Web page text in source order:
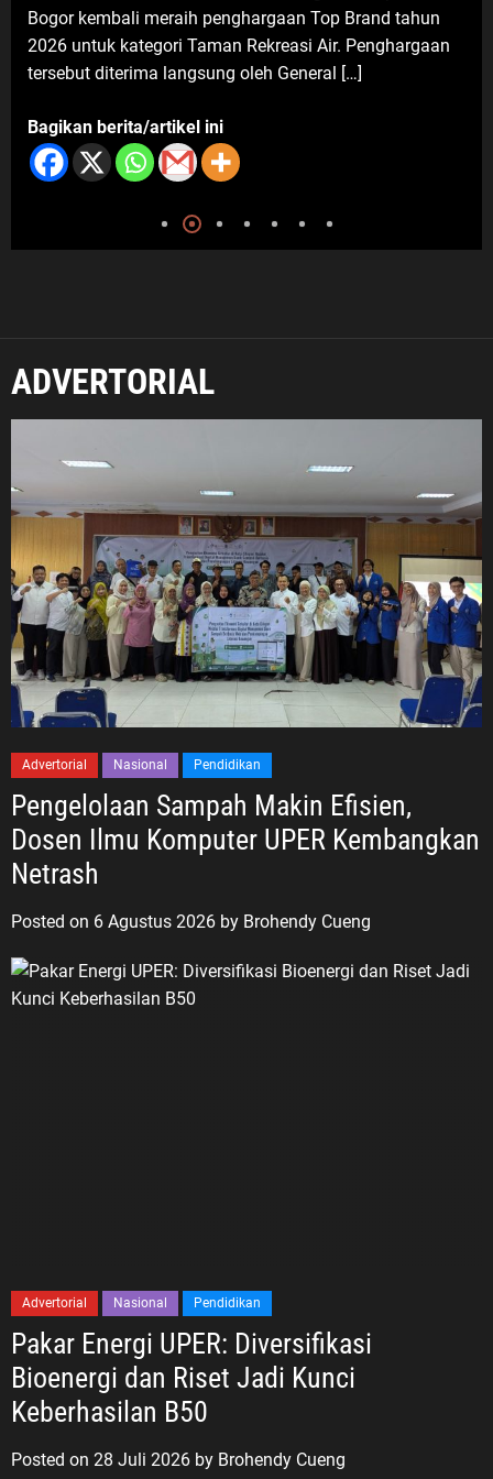
Top Brand tahun
Air. Penghargaan
[…]
Kecamatan Sukmajaya,
Gridea pada Sabtu (25/7/2026).
kuliner ini […]
ADVERTORIAL
Advertorial Nasional Pendidikan
Pengelolaan Sampah Makin Efisien,
Dosen Ilmu Komputer UPER Kembangkan
Netrash
Posted on 6 Agustus 2026 by Brohendy Cueng
Advertorial Nasional Pendidikan
Pakar Energi UPER: Diversifikasi
Bioenergi dan Riset Jadi Kunci
Keberhasilan B50
Posted on 28 Juli 2026 by Brohendy Cueng